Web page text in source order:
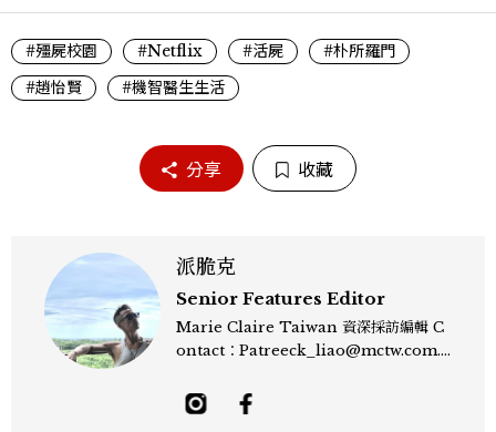
#殭屍校園 #Netflix #活屍
#朴所羅門
#趙怡賢
#機智醫生生活
分享 收藏
派脆克
Senior Features Editor
Marie Claire Taiwan 資深採訪編輯 C
ontact：Patreeck_liao@mctw.com.t
敏銳的觀察力與敘事能力，撰寫出兼具深度
與美感的專題內容，長期關注亞洲娛樂、人